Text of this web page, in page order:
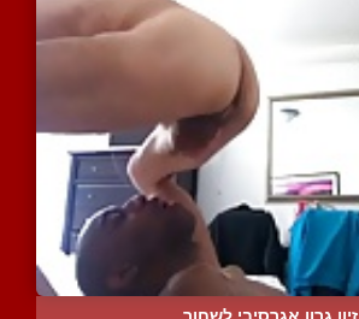
זיון גרון אגרסיבי לשחור